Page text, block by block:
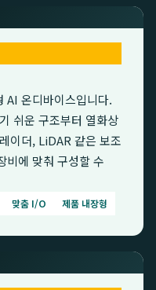
AI 온디바이스입니다.
쉬운 구조부터 열화상
이더, LiDAR 같은 보조
비에 맞춰 구성할 수
맞춤 I/O 제품 내장형